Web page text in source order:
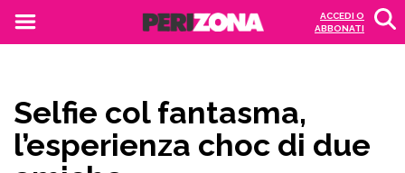
ACCEDI O
ABBONATI
Selfie col fantasma,
l’esperienza choc di due